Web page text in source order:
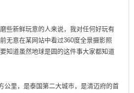
新鲜玩意的人来说，我对任何好玩有
无意在某网站中看过360度全景摄影照
知道虽然地球是圆的这件事大家都知道
里，是泰国第二大城市，是清迈府的首